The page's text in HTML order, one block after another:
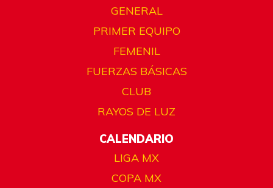
GENERAL
PRIMER EQUIPO
FEMENIL
FUERZAS BÁSICAS
CLUB
RAYOS DE LUZ
CALENDARIO
LIGA MX
COPA MX